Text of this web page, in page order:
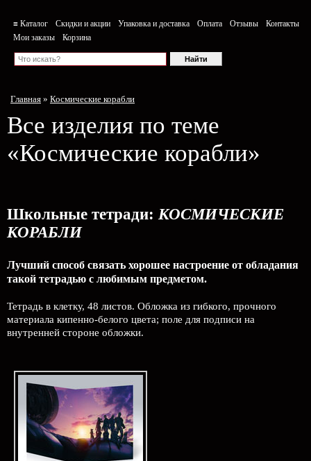
≡ Каталог Скидки и акции Упаковка и доставка Оплата Отзывы
Контакты
Мои заказы
Корзина
Главная » Космические корабли
Все изделия по теме
«Космические корабли»
Школьные тетради: КОСМИЧЕСКИЕ
КОРАБЛИ
Лучший способ связать хорошее настроение от обладания
такой тетрадью c любимым предметом.
Тетрадь в клетку, 48 листов. Обложка из гибкого, прочного
материала кипенно-белого цвета; поле для подписи на
внутренней стороне обложки.